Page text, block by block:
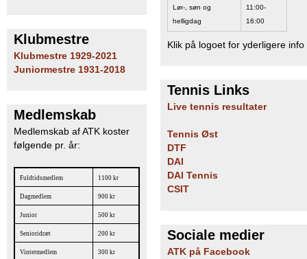
Klubmestre
Klubmestre 1929-2021
Juniormestre 1931-2018
Medlemskab
Medlemskab af ATK koster
følgende pr. år:
Fuldtidsmedlem 1100 kr
Dagmedlem 900 kr
Junior 500 kr
Senioridræt 200 kr
Vintermedlem 300 kr
Lør-, søn og
helligdag
11:00-
16:00
Klik på logoet for yderligere info
Tennis Links
Live tennis resultater
Tennis Øst
DTF
DAI
DAI Tennis
CSIT
Sociale medier
ATK på Facebook